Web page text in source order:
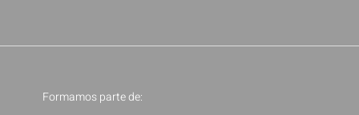
Formamos parte de: